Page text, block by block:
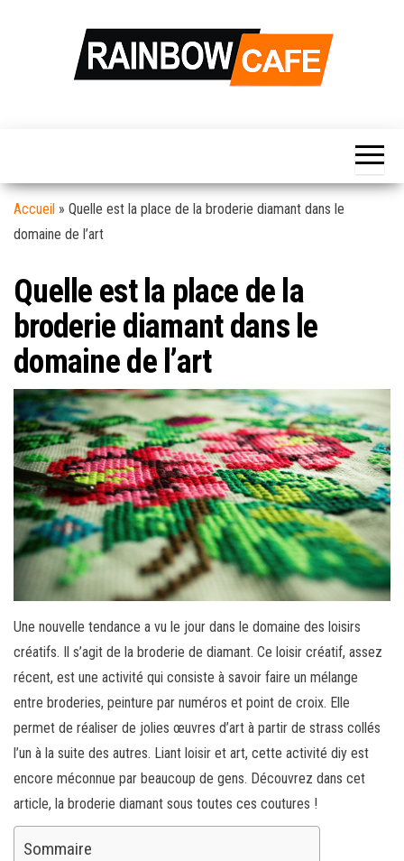
Quotidienne…
Accueil » Quelle est la place de la broderie diamant dans le
domaine de l’art
Quelle est la place de la
broderie diamant dans le
domaine de l’art
Une nouvelle tendance a vu le jour dans le domaine des loisirs
créatifs. Il s’agit de la broderie de diamant. Ce loisir créatif, assez
récent, est une activité qui consiste à savoir faire un mélange
entre broderies, peinture par numéros et point de croix. Elle
permet de réaliser de jolies œuvres d’art à partir de strass collés
l’un à la suite des autres. Liant loisir et art, cette activité diy est
encore méconnue par beaucoup de gens. Découvrez dans cet
article, la broderie diamant sous toutes ces coutures !
Sommaire